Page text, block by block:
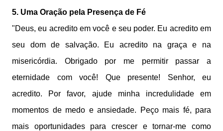
5. Uma Oração pela Presença de Fé
"Deus, eu acredito em você e seu poder. Eu acredito em
seu dom de salvação. Eu acredito na graça e na
misericórdia. Obrigado por me permitir passar a
eternidade com você! Que presente! Senhor, eu
acredito. Por favor, ajude minha incredulidade em
momentos de medo e ansiedade. Peço mais fé, para
mais oportunidades para crescer e tornar-me como